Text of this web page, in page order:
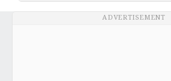
ADVERTISEMENT